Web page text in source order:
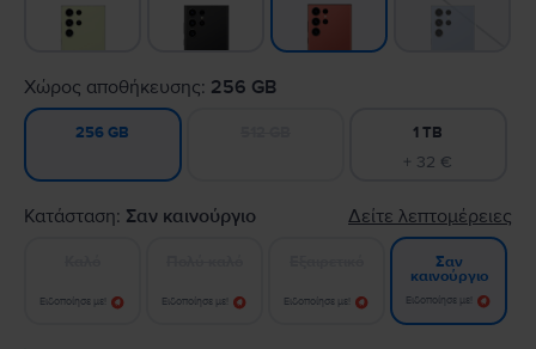
Χώρος αποθήκευσης: 256 GB
256 GB 1 TB
+ 32 €
Κατάσταση: Σαν καινούργιο Δείτε λεπτομέρειες
Ειδοποίησε με! Ειδοποίησε με! Ειδοποίησε με!
Σαν
καινούργιο
Ειδοποίησε με!